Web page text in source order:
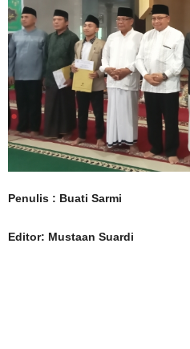
Penulis : Buati Sarmi
Editor: Mustaan Suardi